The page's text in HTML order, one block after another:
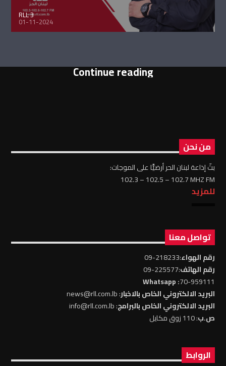
RLL 3
01-11-2024
Continue reading
من نحن
بثّ إذاعة لبنان الحر أرضيًّا على الموجات:
102.3 – 102.5 – 102.7 MHZ FM
للمزيد
تواصل معنا
رقم الهواء:218233-09
رقم الهاتف:225577-09
70-959111
: Whatsapp
البريد الالكتروني الخاص بالاخبار: news@rll.com.lb
البريد الالكتروني الخاص بالبرامج: info@rll.com.lb
ص.ب: 110 زوق مكايل
الروابط